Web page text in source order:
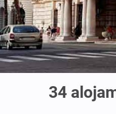
34